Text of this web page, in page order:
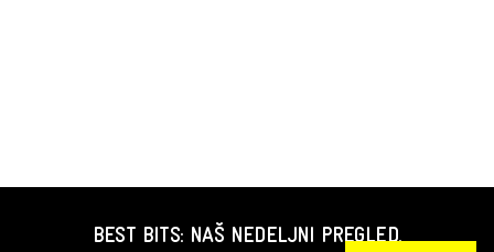
BEST BITS: NAŠ NEDELJNI PREGLED.